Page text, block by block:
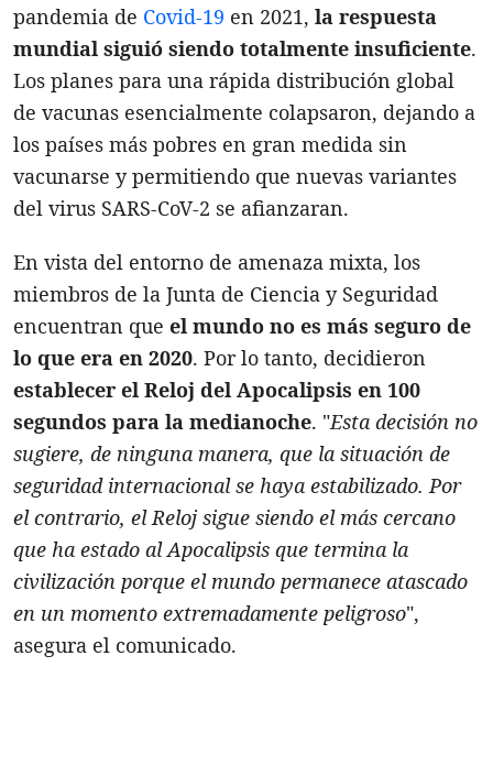
pandemia de Covid-19 en 2021, la respuesta
mundial siguió siendo totalmente insuficiente.
Los planes para una rápida distribución global
de vacunas esencialmente colapsaron, dejando a
los países más pobres en gran medida sin
vacunarse y permitiendo que nuevas variantes
del virus SARS-CoV-2 se afianzaran.
En vista del entorno de amenaza mixta, los
miembros de la Junta de Ciencia y Seguridad
encuentran que el mundo no es más seguro de
lo que era en 2020. Por lo tanto, decidieron
establecer el Reloj del Apocalipsis en 100
segundos para la medianoche. "Esta decisión no
sugiere, de ninguna manera, que la situación de
seguridad internacional se haya estabilizado. Por
el contrario, el Reloj sigue siendo el más cercano
que ha estado alApocalipsis que termina la
civilización porque el mundo permanece atascado
en un momento extremadamente peligroso",
asegura el comunicado.